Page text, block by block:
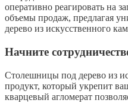
оперативно реагировать на
объемы продаж, предлагая
дерево из искусственного
Начните
Столешницы под дерево из
продукт, который укрепит
кварцевый агломерат